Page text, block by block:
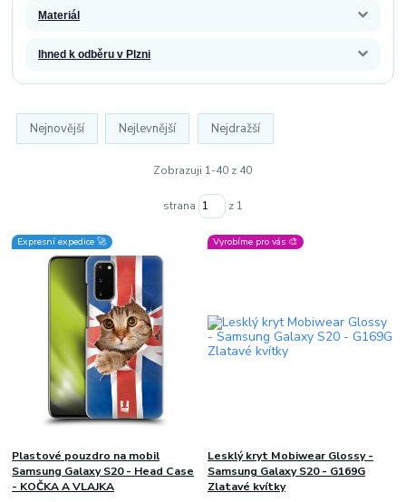
Materiál
Ihned k odběru v Plzni
Nejnovější Nejlevnější Nejdražší
Zobrazuji 1-40 z 40
strana z 1
Expresní expedice 🚀
Plastové pouzdro na mobil
Samsung Galaxy S20 - Head Case
- KOČKA A VLAJKA
Vyrobíme pro vás 🎨
Lesklý kryt Mobiwear Glossy -
Samsung Galaxy S20 - G169G
Zlatavé kvítky